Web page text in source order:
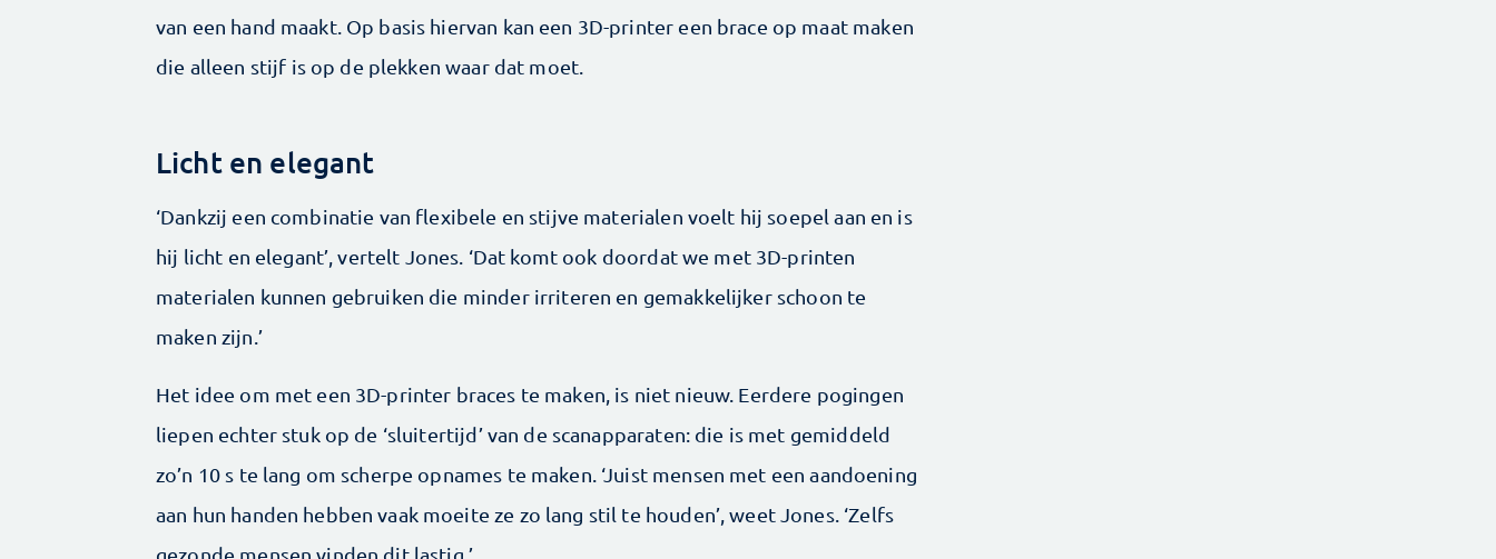
van een hand maakt. Op basis hiervan kan een 3D-printer een brace op maat maken
die alleen stijf is op de plekken waar dat moet.
Licht en elegant
‘Dankzij een combinatie van flexibele en stijve materialen voelt hij soepel aan en is
hij licht en elegant’, vertelt Jones. ‘Dat komt ook doordat we met 3D-printen
materialen kunnen gebruiken die minder irriteren en gemakkelijker schoon te
maken zijn.’
Het idee om met een 3D-printer braces te maken, is niet nieuw. Eerdere pogingen
liepen echter stuk op de ‘sluitertijd’ van de scanapparaten: die is met gemiddeld
zo’n 10 s te lang om scherpe opnames te maken. ‘Juist mensen met een aandoening
aan hun handen hebben vaak moeite ze zo lang stil te houden’, weet Jones. ‘Zelfs